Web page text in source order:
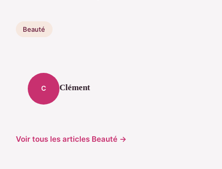
Beauté
C Clément
Voir tous les articles Beauté →